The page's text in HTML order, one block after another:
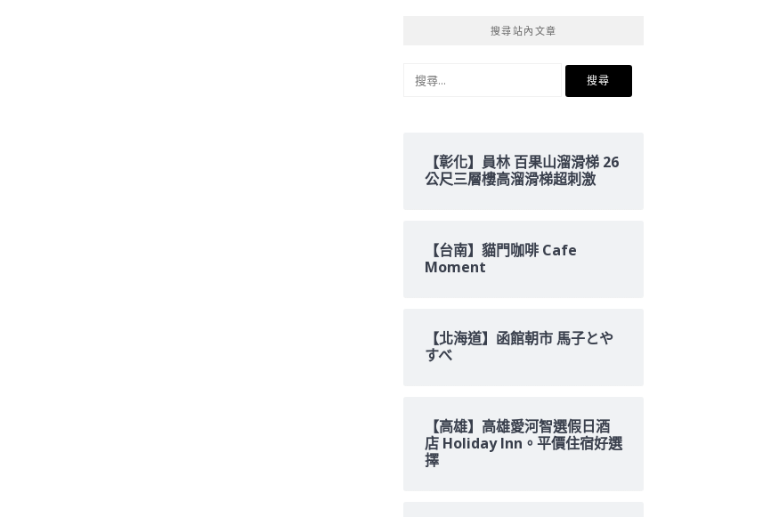
搜尋站內文章
【彰化】員林 百果山溜滑梯 26
公尺三層樓高溜滑梯超刺激
【台南】貓門咖啡 Cafe
Moment
【北海道】函館朝市 馬子とや
すべ
【高雄】高雄愛河智選假日酒
店 Holiday Inn。平價住宿好選
擇